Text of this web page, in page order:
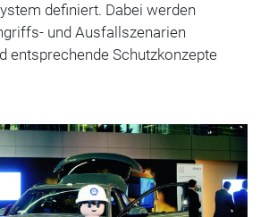
definiert. Dabei werden
und Ausfallszenarien
entsprechende Schutzkonzepte